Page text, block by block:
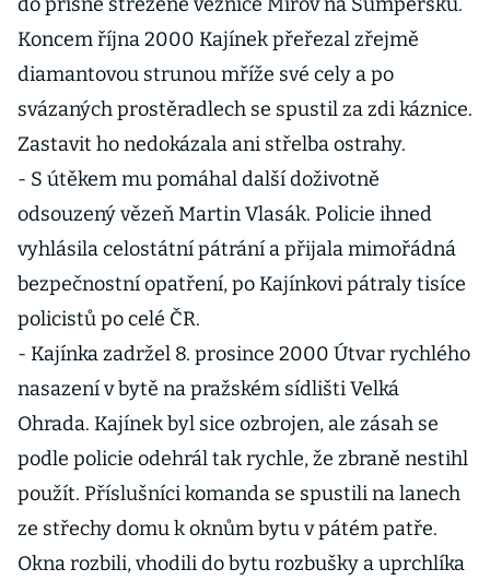
Koncem října 2000 Kajínek přeřezal zřejmě
diamantovou strunou mříže své cely a po
svázaných prostěradlech se spustil za zdi káznice.
Zastavit ho nedokázala ani střelba ostrahy.
- S útěkem mu pomáhal další doživotně
odsouzený vězeň Martin Vlasák. Policie ihned
vyhlásila celostátní pátrání a přijala mimořádná
bezpečnostní opatření, po Kajínkovi pátraly tisíce
policistů po celé ČR.
- Kajínka zadržel 8. prosince 2000 Útvar rychlého
nasazení v bytě na pražském sídlišti Velká
Ohrada. Kajínek byl sice ozbrojen, ale zásah se
podle policie odehrál tak rychle, že zbraně nestihl
použít. Příslušníci komanda se spustili na lanech
ze střechy domu k oknům bytu v pátém patře.
Okna rozbili, vhodili do bytu rozbušky a uprchlíka